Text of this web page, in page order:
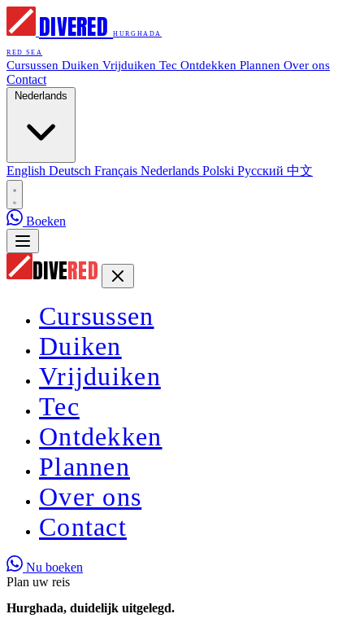
DIVERED HURGHADA
RED SEA
Cursussen Duiken Vrijduiken Tec Ontdekken Plannen Over ons
Contact
Nederlands
English Deutsch Français Nederlands Polski Русский 中文
Boeken
DIVERED
Cursussen
Duiken
Vrijduiken
Tec
Ontdekken
Plannen
Over ons
Contact
Nu boeken
Plan uw reis
Hurghada, duidelijk uitgelegd.